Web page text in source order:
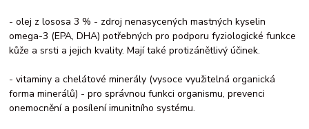
- olej z lososa 3 % - zdroj nenasycených mastných kyselin
omega-3 (EPA, DHA) potřebných pro podporu fyziologické funkce
kůže a srsti a jejich kvality. Mají také protizánětlivý účinek.
- vitaminy a chelátové minerály (vysoce využitelná organická
forma minerálů) - pro správnou funkci organismu, prevenci
onemocnění a posílení imunitního systému.